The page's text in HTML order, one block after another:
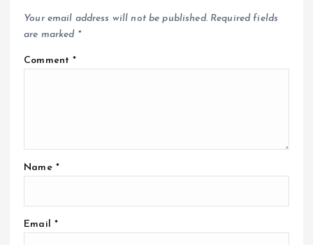
Your email address will not be published. Required fields
are marked *
Comment*
Name *
Email *